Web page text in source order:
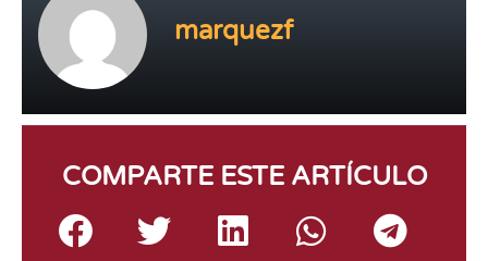
marquezf
COMPARTE ESTE ARTÍCULO